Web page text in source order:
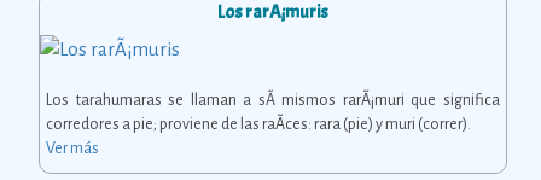
Los rarÃ¡muris
Los tarahumaras se llaman a sÃ­ mismos rarÃ¡muri que significa
corredores a pie; proviene de las raÃ­ces: rara (pie) y muri (correr).
Ver más